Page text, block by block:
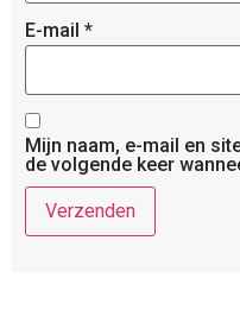
E-mail *
Mijn naam, e-mail en
de volgende keer